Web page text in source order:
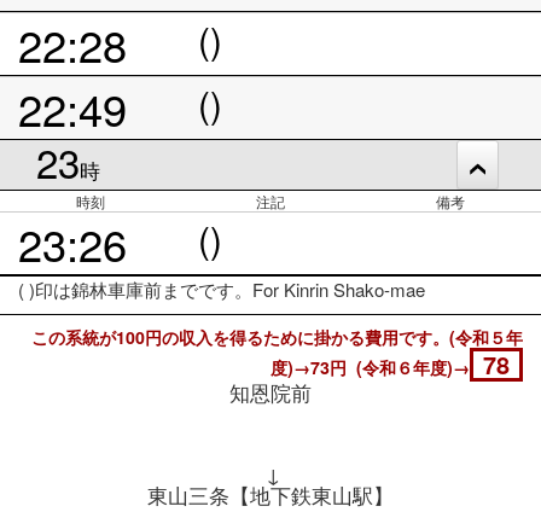
22:28
()
22:49 ()
23時
時刻 注記 備考
23:26 ()
( )印は錦林車庫前までです。For Kinrin Shako-mae
この系統が100円の収入を得るために掛かる費用です。(令和５年
度)→73円 (令和６年度)→ 78
知恩院前
↓
東山三条【地下鉄東山駅】